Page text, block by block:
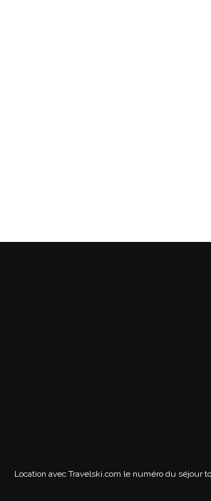
Location avec Travelski.com le numéro du séjour